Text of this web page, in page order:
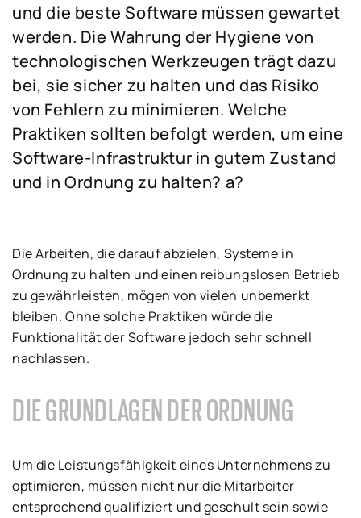
und die beste Software müssen gewartet
werden. Die Wahrung der Hygiene von
technologischen Werkzeugen trägt dazu
bei, sie sicher zu halten und das Risiko
von Fehlern zu minimieren. Welche
Praktiken sollten befolgt werden, um eine
Software-Infrastruktur in gutem Zustand
und in Ordnung zu halten? a?
Die Arbeiten, die darauf abzielen, Systeme in
Ordnung zu halten und einen reibungslosen Betrieb
zu gewährleisten, mögen von vielen unbemerkt
bleiben. Ohne solche Praktiken würde die
Funktionalität der Software jedoch sehr schnell
nachlassen.
DIE GRUNDLAGEN DER ORDNUNG
Um die Leistungsfähigkeit eines Unternehmens zu
optimieren, müssen nicht nur die Mitarbeiter
entsprechend qualifiziert und geschult sein sowie